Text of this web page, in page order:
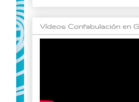
Vídeos Confabulación en